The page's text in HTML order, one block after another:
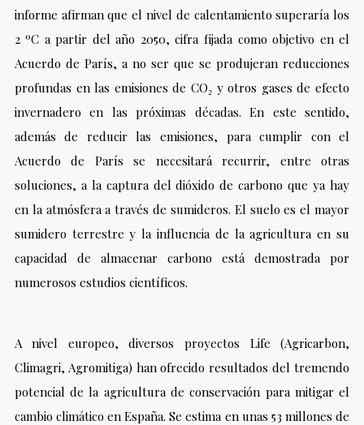
informe afirman que el nivel de calentamiento superaría los
2 ºC a partir del año 2050, cifra fijada como objetivo en el
Acuerdo de París, a no ser que se produjeran reducciones
profundas en las emisiones de CO₂ y otros gases de efecto
invernadero en las próximas décadas. En este sentido,
además de reducir las emisiones, para cumplir con el
Acuerdo de París se necesitará recurrir, entre otras
soluciones, a la captura del dióxido de carbono que ya hay
en la atmósfera a través de sumideros. El suelo es el mayor
sumidero terrestre y la influencia de la agricultura en su
capacidad de almacenar carbono está demostrada por
numerosos estudios científicos.
A nivel europeo, diversos proyectos Life (Agricarbon,
Climagri, Agromitiga) han ofrecido resultados del tremendo
potencial de la agricultura de conservación para mitigar el
cambio climático en España. Se estima en unas 53 millones de